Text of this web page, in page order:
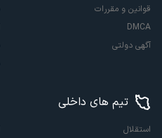
قوانین و مقررات
DMCA
آگهی دولتی
تیم های داخلی
استقلال